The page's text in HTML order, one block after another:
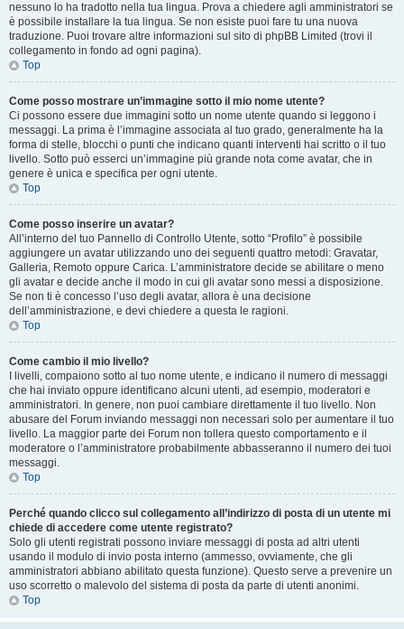
nessuno lo ha tradotto nella tua lingua. Prova a chiedere agli amministratori se
è possibile installare la tua lingua. Se non esiste puoi fare tu una nuova
traduzione. Puoi trovare altre informazioni sul sito di phpBB Limited (trovi il
collegamento in fondo ad ogni pagina).
Top
Come posso mostrare un’immagine sotto il mio nome utente?
Ci possono essere due immagini sotto un nome utente quando si leggono i
messaggi. La prima è l’immagine associata al tuo grado, generalmente ha la
forma di stelle, blocchi o punti che indicano quanti interventi hai scritto o il tuo
livello. Sotto può esserci un’immagine più grande nota come avatar, che in
genere è unica e specifica per ogni utente.
Top
Come posso inserire un avatar?
All’interno del tuo Pannello di Controllo Utente, sotto “Profilo” è possibile
aggiungere un avatar utilizzando uno dei seguenti quattro metodi: Gravatar,
Galleria, Remoto oppure Carica. L’amministratore decide se abilitare o meno
gli avatar e decide anche il modo in cui gli avatar sono messi a disposizione.
Se non ti è concesso l’uso degli avatar, allora è una decisione
dell’amministrazione, e devi chiedere a questa le ragioni.
Top
Come cambio il mio livello?
I livelli, compaiono sotto al tuo nome utente, e indicano il numero di messaggi
che hai inviato oppure identificano alcuni utenti, ad esempio, moderatori e
amministratori. In genere, non puoi cambiare direttamente il tuo livello. Non
abusare del Forum inviando messaggi non necessari solo per aumentare il tuo
livello. La maggior parte dei Forum non tollera questo comportamento e il
moderatore o l’amministratore probabilmente abbasseranno il numero dei tuoi
messaggi.
Top
Perché quando clicco sul collegamento all’indirizzo di posta di un utente mi
chiede di accedere come utente registrato?
Solo gli utenti registrati possono inviare messaggi di posta ad altri utenti
usando il modulo di invio posta interno (ammesso, ovviamente, che gli
amministratori abbiano abilitato questa funzione). Questo serve a prevenire un
uso scorretto o malevolo del sistema di posta da parte di utenti anonimi.
Top